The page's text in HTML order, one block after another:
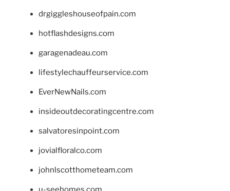
drgiggleshouseofpain.com
hotflashdesigns.com
garagenadeau.com
lifestylechauffeurservice.com
EverNewNails.com
insideoutdecoratingcentre.com
salvatoresinpoint.com
jovialfloralco.com
johnlscotthometeam.com